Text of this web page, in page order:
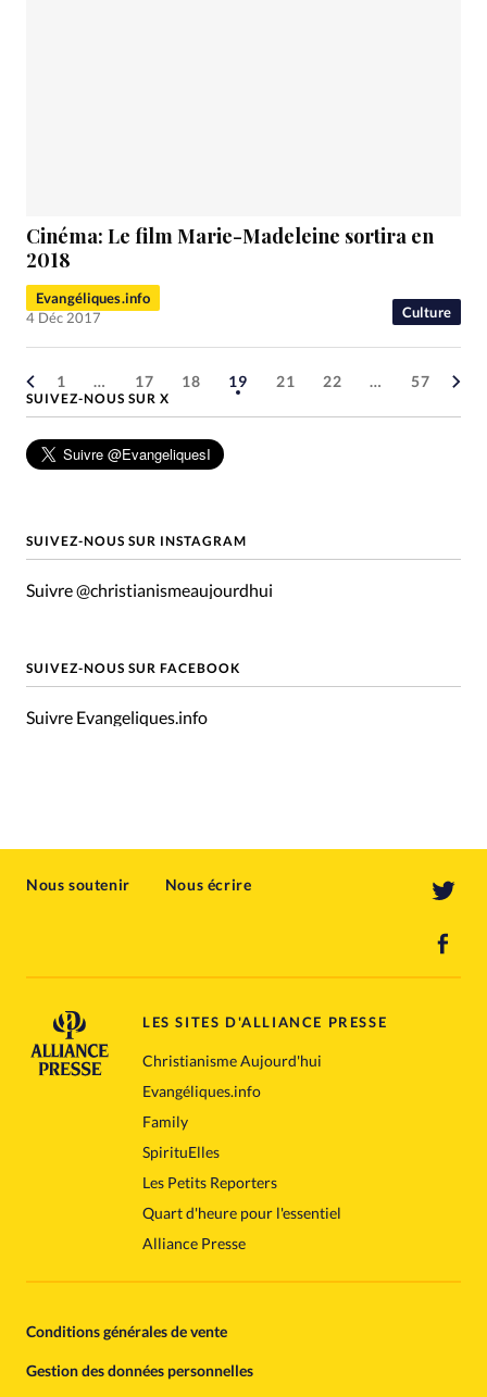
Culture
Cinéma: Le filmMarie-Madeleine sortira en
2018
Evangéliques.info
4 Déc 2017
1 … 17 18 19 21 22 … 57
SUIVEZ-NOUS SUR X
SUIVEZ-NOUS SUR INSTAGRAM
Suivre @christianismeaujourdhui
SUIVEZ-NOUS SUR FACEBOOK
Suivre Evangeliques.info
Nous soutenir Nous écrire
LES SITES D'ALLIANCE PRESSE
Christianisme Aujourd'hui
Evangéliques.info
Family
SpirituElles
Les Petits Reporters
Quart d'heure pour l'essentiel
Alliance Presse
Conditions générales de vente
Gestion des données personnelles